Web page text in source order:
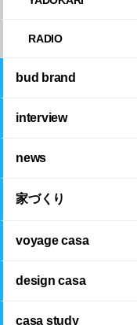
RADIO
bud brand
interview
news
家づくり
voyage casa
design casa
casa study